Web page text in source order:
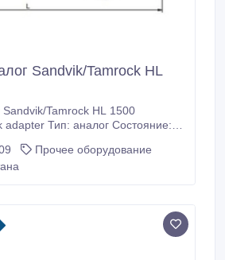
Sandvik/Tamrock HL
Sandvik/Tamrock HL 1500
Состояние:
/ T60 / 760мм / 60мм 90513765 /
90510775 / ST68/ 635мм / 80мм
бурового
Dış Ticaret
Прочее оборудование